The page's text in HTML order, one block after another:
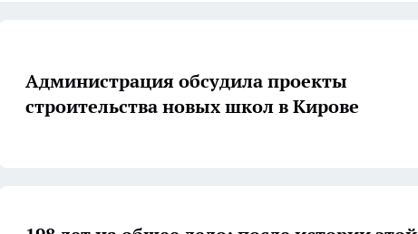
Администрация обсудила проекты
строительства новых школ в Кирове